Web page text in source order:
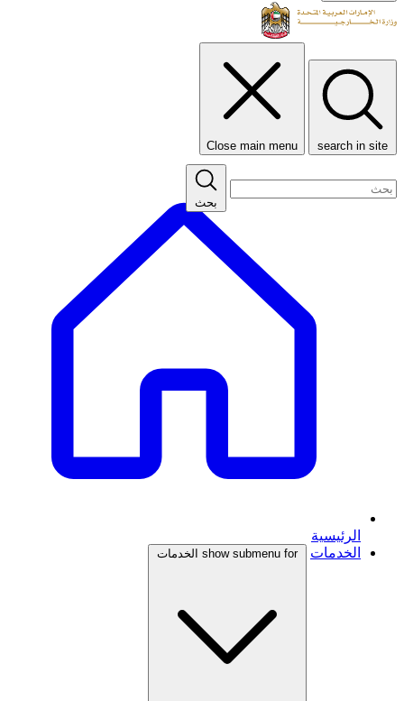
search in site
Close main menu
بحث
الرئيسية
الخدمات
show submenu for الخدمات